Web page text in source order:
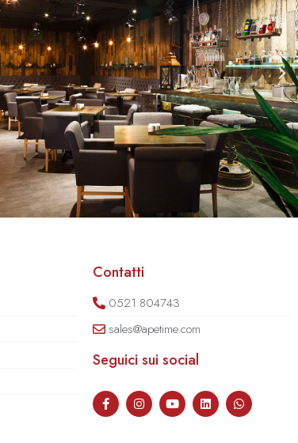
Contatti
0521.804743
sales@apetime.com
Seguici sui social